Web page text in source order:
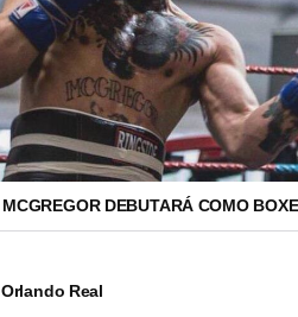
MCGREGOR DEBUTARÁ COMO
Orlando Real